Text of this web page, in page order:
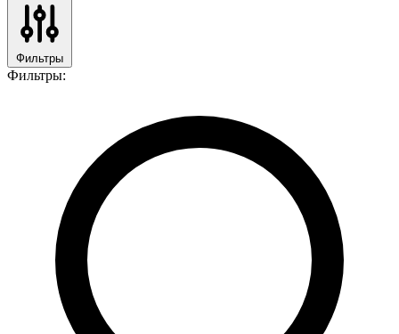
Фильтры
Фильтры: